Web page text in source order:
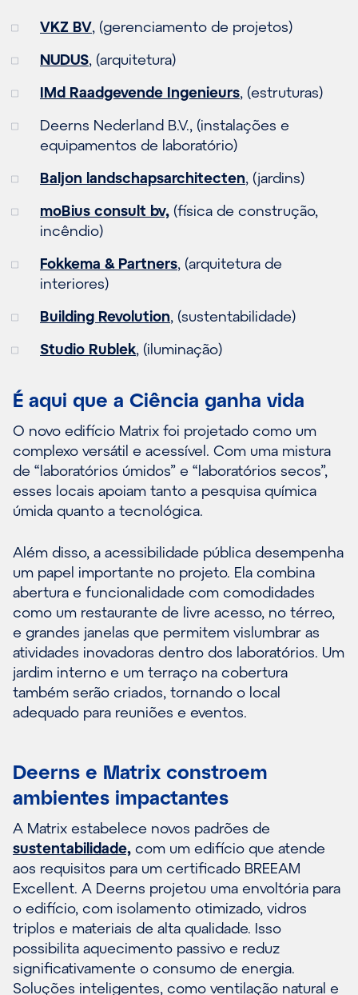
VKZ BV, (gerenciamento de projetos)
NUDUS, (arquitetura)
IMd Raadgevende Ingenieurs, (estruturas)
Deerns Nederland B.V., (instalações e
equipamentos de laboratório)
Baljon landschapsarchitecten, (jardins)
moBius consult bv, (física de construção,
incêndio)
Fokkema & Partners, (arquitetura de
interiores)
Building Revolution, (sustentabilidade)
Studio Rublek, (iluminação)
É aqui que a Ciência ganha vida
O novo edifício Matrix foi projetado como um
complexo versátil e acessível. Com uma mistura
de “laboratórios úmidos” e “laboratórios secos”,
esses locais apoiam tanto a pesquisa química
úmida quanto a tecnológica.
Além disso, a acessibilidade pública desempenha
um papel importante no projeto. Ela combina
abertura e funcionalidade com comodidades
como um restaurante de livre acesso, no térreo,
e grandes janelas que permitem vislumbrar as
atividades inovadoras dentro dos laboratórios. Um
jardim interno e um terraço na cobertura
também serão criados, tornando o local
adequado para reuniões e eventos.
Deerns e Matrix constroem
ambientes impactantes
A Matrix estabelece novos padrões de
sustentabilidade, com um edifício que atende
aos requisitos para um certificado BREEAM
Excellent. A Deerns projetou uma envoltória para
o edifício, com isolamento otimizado, vidros
triplos e materiais de alta qualidade. Isso
possibilita aquecimento passivo e reduz
significativamente o consumo de energia.
Soluções inteligentes, como ventilação natural e